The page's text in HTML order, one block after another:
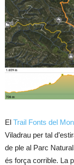
El Trail Fonts del
Viladrau per tal
de ple al Parc
és força corrible. La